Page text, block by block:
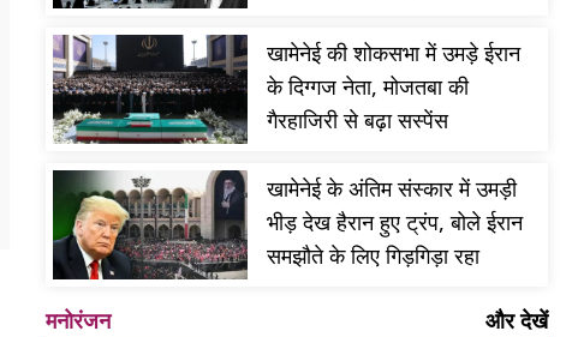
खामेनेई की शोकसभा में उमड़े ईरान
के दिग्गज नेता, मोजतबा की
गैरहाजिरी से बढ़ा सस्पेंस
खामेनेई के अंतिम संस्कार में उमड़ी
भीड़ देख हैरान हुए ट्रंप, बोले ईरान
समझौते के लिए गिड़गिड़ा रहा
मनोरंजन और देखें